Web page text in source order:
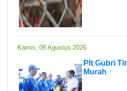
Kamis, 06 Agustus 2026
Plt Gubri
Murah